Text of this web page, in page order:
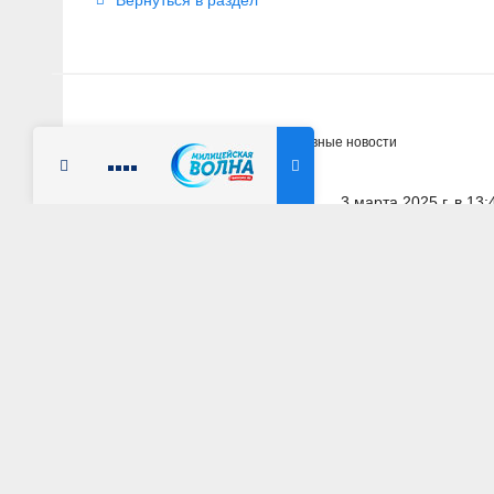
Новости Оперативные новости
НИЖЕГОРОДСКАЯ ОБЛАСТЬ 3 марта 2025 г. в
Радио Милицейская волна